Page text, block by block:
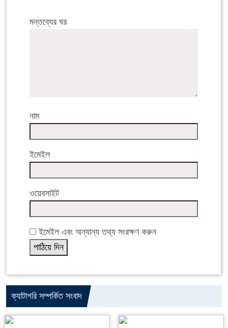
মন্তব্যের ঘর
নাম
ইমেইল
ওয়েবসাইট
ইমেইল এবং অন্যান্য তথ্য সংরক্ষণ করুন
ক্যাটাগরি সম্পর্কিত সংবাদ